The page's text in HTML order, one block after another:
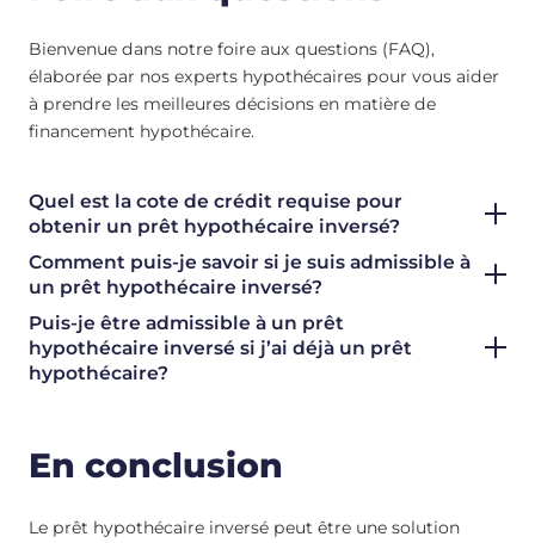
Bienvenue dans notre foire aux questions (FAQ),
élaborée par nos experts hypothécaires pour vous aider
à prendre les meilleures décisions en matière de
financement hypothécaire.
Quel est la cote de crédit requise pour
obtenir un prêt hypothécaire inversé?
Comment puis-je savoir si je suis admissible à
un prêt hypothécaire inversé?
Puis-je être admissible à un prêt
hypothécaire inversé si j’ai déjà un prêt
hypothécaire?
En conclusion
Le prêt hypothécaire inversé peut être une solution